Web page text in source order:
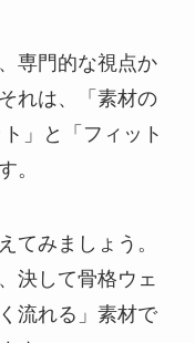
専門的な視点か
れは、
「素材の
」と「フィット
。
てみましょう。
決して骨格ウェ
流れる」素材で